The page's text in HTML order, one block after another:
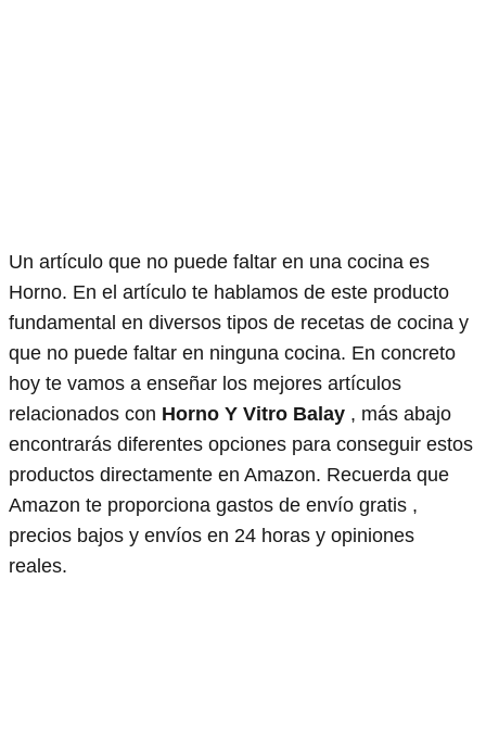
Un artículo que no puede faltar en una cocina es
Horno. En el artículo te hablamos de este producto
fundamental en diversos tipos de recetas de cocina y
que no puede faltar en ninguna cocina. En concreto
hoy te vamos a enseñar los mejores artículos
relacionados con Horno Y Vitro Balay , más abajo
encontrarás diferentes opciones para conseguir estos
productos directamente en Amazon. Recuerda que
Amazon te proporciona gastos de envío gratis ,
precios bajos y envíos en 24 horas y opiniones
reales.